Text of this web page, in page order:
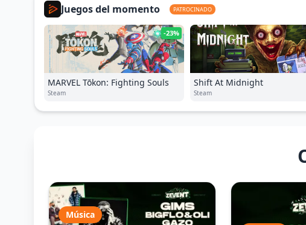
Juegos del momento PATROCINADO
-23%
MARVEL Tōkon: Fighting Souls
Steam
Shift At Midnight
Steam
Música